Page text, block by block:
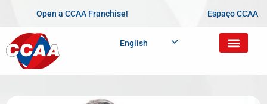
Open a CCAA Franchise! Espaço CCAA
English